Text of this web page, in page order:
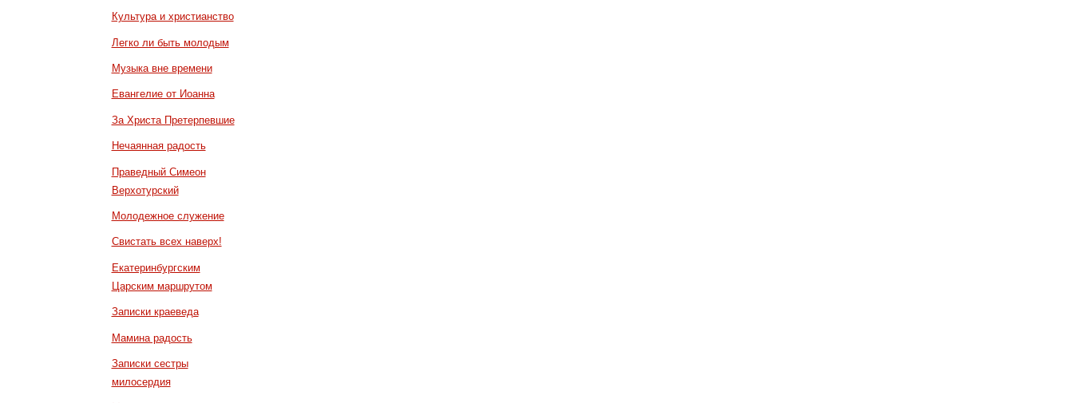
Культура и христианство
Легко ли быть молодым
Музыка вне времени
Евангелие от Иоанна
За Христа Претерпевшие
Нечаянная радость
Праведный Симеон
Верхотурский
Молодежное служение
Свистать всех наверх!
Екатеринбургским
Царским маршрутом
Записки краеведа
Мамина радость
Записки сестры
милосердия